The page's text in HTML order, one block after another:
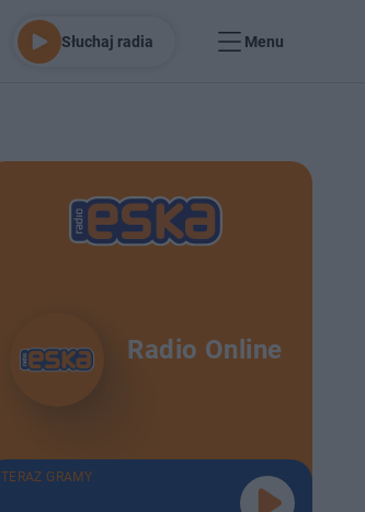
Słuchaj radia Menu
Radio Online
TERAZ GRAMY